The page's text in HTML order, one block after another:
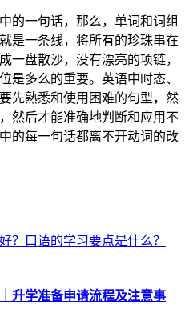
的一句话，那么，单词和词组
是一条线，将所有的珍珠串在
一盘散沙，没有漂亮的项链，
是多么的重要。英语中时态、
先熟悉和使用困难的句型，然
然后才能准确地判断和应用不
的每一句话都离不开动词的改
升学准备申请流程及注意事